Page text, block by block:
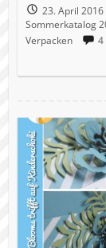
23. April 2016
Sommerkatalog
Verpacken
4